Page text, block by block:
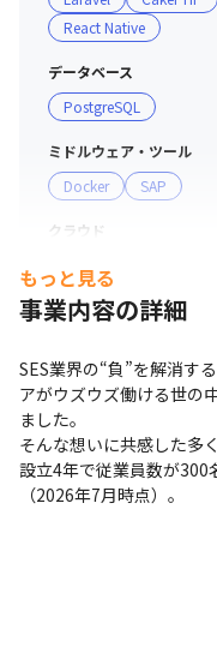
「大好きな技術分野を極
「他領域にキャリアシフ
「マネジメント・後進育
「独立したい」
「とにかく収入をアップ
「自社サービスを立ち上
当社で実現していきましょ
React Native
データベース
PostgreSQL
ミドルウェア・ツール
Docker
SAP
クラウド
その他
もっと見る
事業内容の詳細
SES業界の“負”を解消す
アがウズウズ働ける世の
ました。
そんな想いに共感した多
設立4年で従業員数が300
（2026年7月時点）。